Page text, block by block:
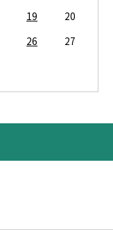
19
20
26
27